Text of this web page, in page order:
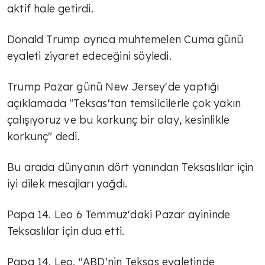
aktif hale getirdi.
Donald Trump ayrıca muhtemelen Cuma günü
eyaleti ziyaret edeceğini söyledi.
Trump Pazar günü New Jersey'de yaptığı
açıklamada "Teksas'tan temsilcilerle çok yakın
çalışıyoruz ve bu korkunç bir olay, kesinlikle
korkunç" dedi.
Bu arada dünyanın dört yanından Teksaslılar için
iyi dilek mesajları yağdı.
Papa 14. Leo 6 Temmuz'daki Pazar ayininde
Teksaslılar için dua etti.
Papa 14. Leo, "ABD'nin Teksas eyaletinde